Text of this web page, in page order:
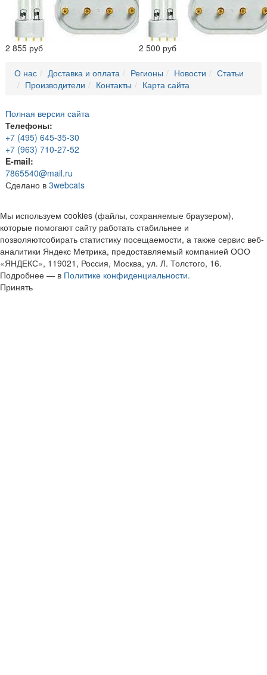
2 855 руб 2 500 руб
О нас Доставка и оплата Регионы Новости
Статьи
Производители
Контакты Карта сайта
Полная версия сайта
Телефоны:
+7 (495) 645-35-30
+7 (963) 710-27-52
E-mail:
7865540@mail.ru
Сделано в 3webcats
Мы используем cookies (файлы, сохраняемые браузером),
которые помогают сайту работать стабильнее и
позволяютсобирать статистику посещаемости, а также сервис веб-
аналитики Яндекс Метрика, предоставляемый компанией ООО
«ЯНДЕКС», 119021, Россия, Москва, ул. Л. Толстого, 16.
Подробнее — в Политике конфиденциальности.
Принять